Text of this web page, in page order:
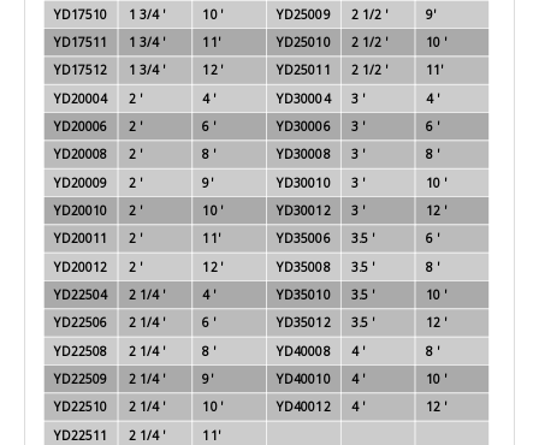
YD17510
1 3/4 ' 10 ' YD25009 2 1/2 '
9'
YD17511
1 3/4 ' 11' YD25010 2 1/2 '
10 '
YD17512
1 3/4 ' 12 ' YD25011 2 1/2 '
11'
YD20004
2 ' 4 ' YD30004 3 '
4 '
YD20006
2 ' 6 ' YD30006 3 '
6 '
YD20008
2 ' 8 ' YD30008 3 ' 8 '
YD20009 2 ' 9' YD30010 3 ' 10 '
YD20010 2 ' 10 ' YD30012 3 '
12 '
YD20011
2 ' 11' YD35006 3.5 '
6 '
YD20012
2 ' 12 ' YD35008 3.5 '
8 '
YD22504
2 1/4 ' 4 ' YD35010 3.5 '
10 '
YD22506
2 1/4 ' 6 ' YD35012 3.5 '
12 '
YD22508
2 1/4 ' 8 ' YD40008 4 '
8 '
YD22509
2 1/4 ' 9' YD40010 4 '
10 '
YD22510
2 1/4 ' 10 ' YD40012 4 '
12 '
YD22511
2 1/4 ' 11'